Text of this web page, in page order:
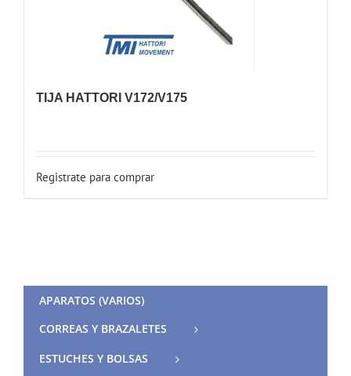
TIJA HATTORI V172/V175
Registrate para comprar
APARATOS (VARIOS)
CORREAS Y BRAZALETES
ESTUCHES Y BOLSAS